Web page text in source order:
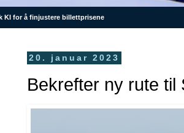
KI for å finjustere billettprisene
20. januar 2023
Bekrefter ny rute til